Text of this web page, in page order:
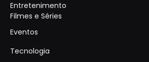
Entretenimento
Filmes e Séries
Eventos
Tecnologia